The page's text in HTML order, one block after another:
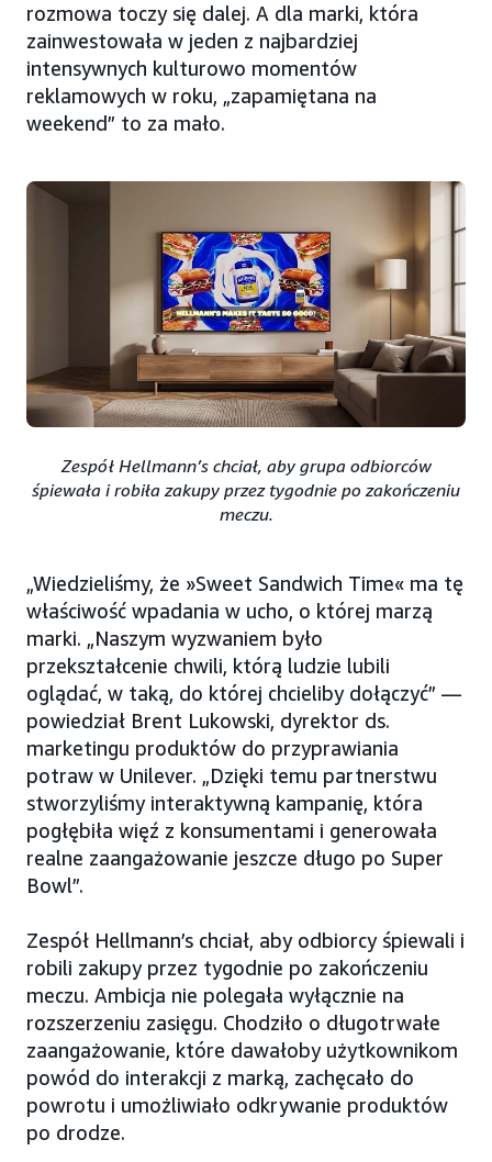
rozmowa toczy się dalej. A dla marki, która
zainwestowała w jeden z najbardziej
intensywnych kulturowo momentów
reklamowych w roku, „zapamiętana na
weekend” to za mało.
Zespół Hellmann’s chciał, aby grupa odbiorców
śpiewała i robiła zakupy przez tygodnie po zakończeniu
meczu.
„Wiedzieliśmy, że »Sweet Sandwich Time« ma tę
właściwość wpadania w ucho, o której marzą
marki. „Naszym wyzwaniem było
przekształcenie chwili, którą ludzie lubili
oglądać, w taką, do której chcieliby dołączyć” —
powiedział Brent Lukowski, dyrektor ds.
marketingu produktów do przyprawiania
potraw w Unilever. „Dzięki temu partnerstwu
stworzyliśmy interaktywną kampanię, która
pogłębiła więź z konsumentami i generowała
realne zaangażowanie jeszcze długo po Super
Bowl”.
Zespół Hellmann’s chciał, aby odbiorcy śpiewali i
robili zakupy przez tygodnie po zakończeniu
meczu. Ambicja nie polegała wyłącznie na
rozszerzeniu zasięgu. Chodziło o długotrwałe
zaangażowanie, które dawałoby użytkownikom
powód do interakcji z marką, zachęcało do
powrotu i umożliwiało odkrywanie produktów
po drodze.